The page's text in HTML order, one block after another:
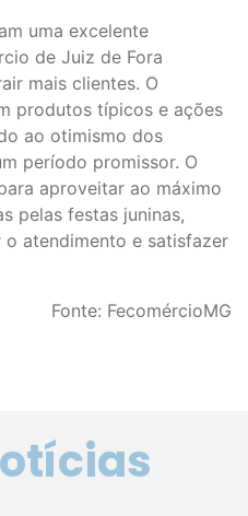
uma excelente
de Juiz de Fora
mais clientes. O
produtos típicos e ações
ao otimismo dos
período promissor. O
aproveitar ao máximo
pelas festas juninas,
o atendimento e satisfazer
Fonte: FecomércioMG